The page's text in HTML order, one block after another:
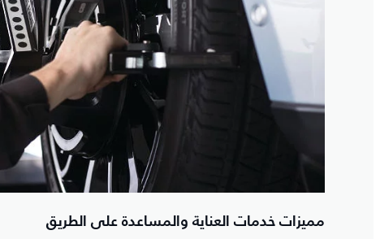
مميزات خدمات العناية والمساعدة على الطريق